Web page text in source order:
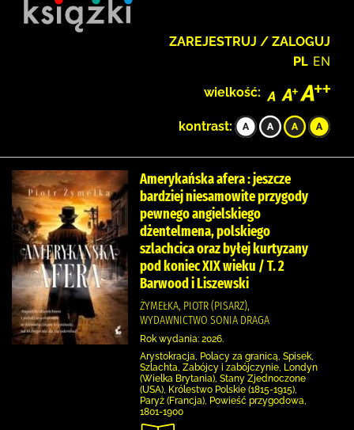
ZAREJESTRUJ / ZALOGUJ
PL EN
wielkość:
kontrast:
Amerykańska afera : jeszcze
bardziej niesamowite przygody
pewnego angielskiego
dżentelmena, polskiego
szlachcica oraz byłej kurtyzany
pod koniec XIX wieku / T. 2
Barwood i Liszewski
ŻYMEŁKA, PIOTR (PISARZ),
WYDAWNICTWO SONIA DRAGA
Rok wydania: 2026.
Arystokracja, Polacy za granicą, Spisek,
Szlachta, Zabójcy i zabójczynie, Londyn
(Wielka Brytania), Stany Zjednoczone
(USA), Królestwo Polskie (1815-1915),
Paryż (Francja), Powieść przygodowa,
1801-1900